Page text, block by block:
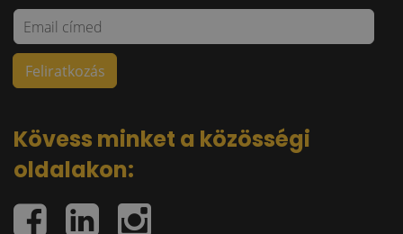
Kövess minket a közösségi
oldalakon: